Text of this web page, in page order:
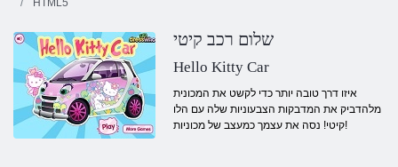
HTML5
שלום רכב קיטי
Hello Kitty Car
איזו דרך טובה יותר כדי לקשט את המכונית
מלהדביק את המדבקות הצבעוניות שלה עם הלו
קיטי! נסה את עצמך כמעצב של מכוניות!